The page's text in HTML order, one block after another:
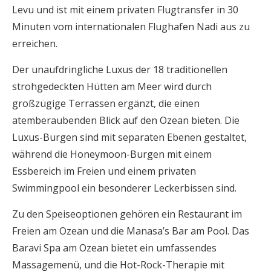
Levu und ist mit einem privaten Flugtransfer in 30
Minuten vom internationalen Flughafen Nadi aus zu
erreichen.
Der unaufdringliche Luxus der 18 traditionellen
strohgedeckten Hütten am Meer wird durch
großzügige Terrassen ergänzt, die einen
atemberaubenden Blick auf den Ozean bieten. Die
Luxus-Burgen sind mit separaten Ebenen gestaltet,
während die Honeymoon-Burgen mit einem
Essbereich im Freien und einem privaten
Swimmingpool ein besonderer Leckerbissen sind.
Zu den Speiseoptionen gehören ein Restaurant im
Freien am Ozean und die Manasa’s Bar am Pool. Das
Baravi Spa am Ozean bietet ein umfassendes
Massagemenü, und die Hot-Rock-Therapie mit